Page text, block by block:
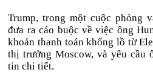
Trump, trong một cuộc phỏng
đưa ra cáo buộc về việc ông
khoản thanh toán khổng lồ từ
thị trưởng Moscow, và yêu cầu
tin chi tiết.